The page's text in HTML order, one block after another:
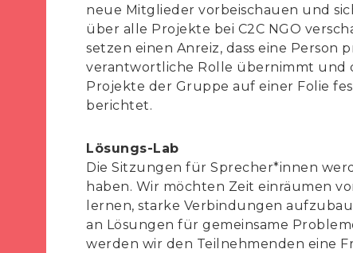
neue Mitglieder vorbeischauen und
über alle Projekte bei C2C NGO
setzen einen Anreiz, dass eine Person
verantwortliche Rolle übernimmt und
Projekte der Gruppe auf einer Folie
berichtet.
Lösungs-Lab
Die Sitzungen für Sprecher*innen
haben. Wir möchten Zeit einräumen
lernen, starke Verbindungen
an Lösungen für gemeinsame
werden wir den Teilnehmenden eine